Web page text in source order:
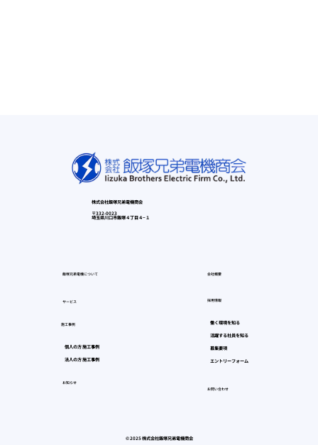
株式会社飯塚兄弟電機商会
〒332-0023
埼玉県川口市飯塚４丁目４−１
飯塚兄弟電機について
サービス
施工事例
個人の方 施工事例
法人の方 施工事例
お知らせ
会社概要
採用情報
働く環境を知る
活躍する社員を知る
募集要項
エントリーフォーム
お問い合わせ
© 2025 株式会社飯塚兄弟電機商会